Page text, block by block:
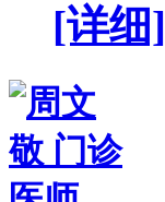
[详细]